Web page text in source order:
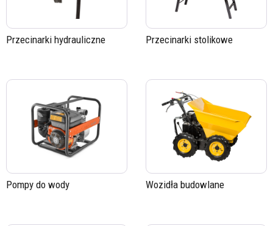
Przecinarki hydrauliczne Przecinarki stolikowe
Pompy do wody Wozidła budowlane